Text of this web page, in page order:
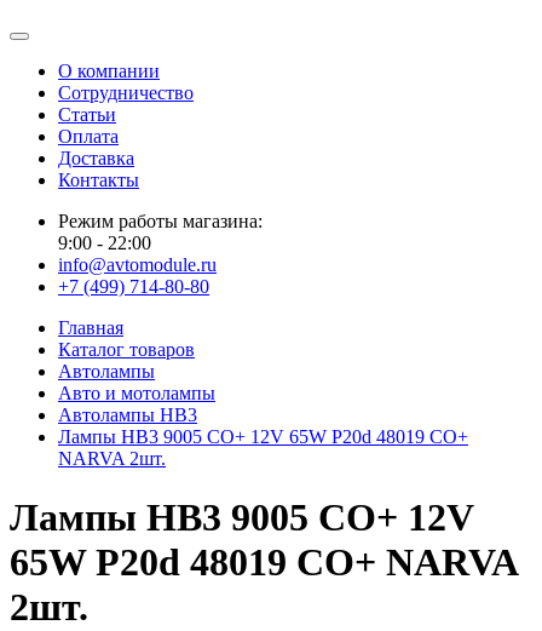
О компании
Сотрудничество
Статьи
Оплата
Доставка
Контакты
Режим работы магазина:
9:00 - 22:00
info@avtomodule.ru
+7 (499) 714-80-80
Главная
Каталог товаров
Автолампы
Авто и мотолампы
Автолампы HB3
Лампы HB3 9005 CO+ 12V 65W P20d 48019 CO+
NARVA 2шт.
Лампы HB3 9005 CO+ 12V
65W P20d 48019 CO+ NARVA
2шт.